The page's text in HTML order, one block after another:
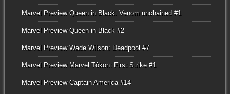
Marvel Preview Queen in Black. Venom unchained #1
Marvel Preview Queen in Black #2
Marvel Preview Wade Wilson: Deadpool #7
Marvel Preview Marvel Tôkon: First Strike #1
Marvel Preview Captain America #14